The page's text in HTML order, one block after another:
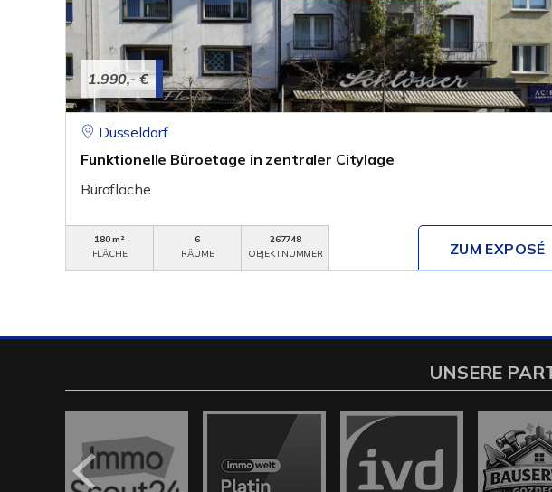
1.990,- €
Düsseldorf
Funktionelle Büroetage in zentraler Citylage
Bürofläche
180 m²
FLÄCHE
6
RÄUME
267748
OBJEKTNUMMER
ZUM EXPOSÉ
UNSERE